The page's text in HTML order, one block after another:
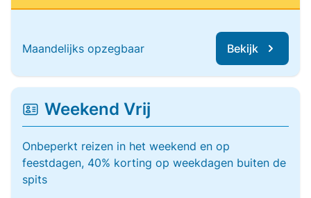
Maandelijks opzegbaar Bekijk
Weekend Vrij
Onbeperkt reizen in het weekend en op
feestdagen, 40% korting op weekdagen buiten de
spits